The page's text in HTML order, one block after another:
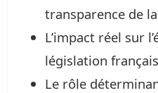
transparence de
L’impact réel sur
législation
Le rôle